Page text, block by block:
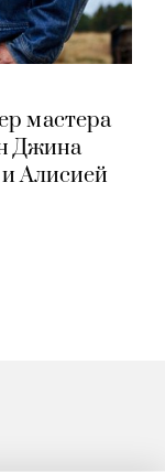
мастера
Джина
Алисией